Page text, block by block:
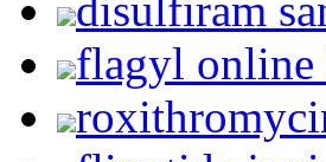
disulfiram
flagyl online